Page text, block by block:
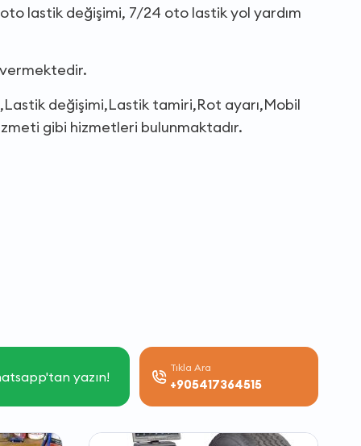
lastik değişimi, 7/24 oto lastik yol yardım
değişimi,Lastik tamiri,Rot ayarı,Mobil
gibi hizmetleri bulunmaktadır.
yazın!
Tıkla Ara
+905417364515